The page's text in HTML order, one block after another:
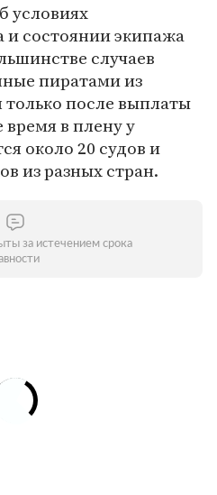
условиях
и состоянии экипажа
случаев
пиратами из
только после выплаты
в плену у
около 20 судов и
из разных стран.
за истечением срока